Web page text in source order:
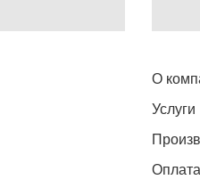
О
Услуги